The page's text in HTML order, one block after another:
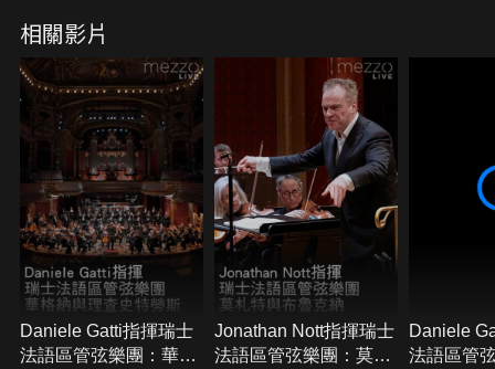
相關影片
Daniele Gatti指揮瑞士
法語區管弦樂團：華格
Jonathan Nott指揮瑞士
法語區管弦樂團：莫札
Daniele
法語區管